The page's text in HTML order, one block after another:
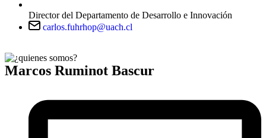
Director del Departamento de Desarrollo e Innovación
carlos.fuhrhop@uach.cl
Marcos Ruminot Bascur